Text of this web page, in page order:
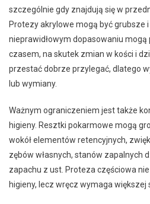
szczególnie gdy znajdują się w
Protezy akrylowe mogą być grubsze
nieprawidłowym dopasowaniu
czasem, na skutek zmian w kości i
przestać dobrze przylegać, dlatego
lub wymiany.
Ważnym ograniczeniem jest także
higieny. Resztki pokarmowe mogą
wokół elementów retencyjnych,
zębów własnych, stanów zapalnych
zapachu z ust. Proteza częściowa
higieny, lecz wręcz wymaga większej